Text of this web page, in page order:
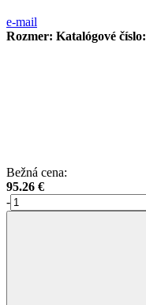
e-mail
Rozmer: Katalógové číslo:
Bežná cena:
95.26 €
-